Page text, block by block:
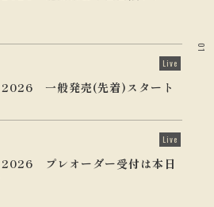
01
Live
一般発売(先着)スタート
Live
プレオーダー受付は本日